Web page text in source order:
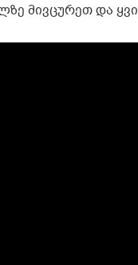
მივცურეთ და